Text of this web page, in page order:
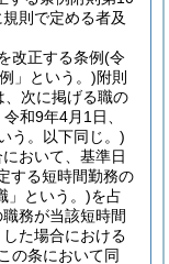
則で定める者及
改正する条例(令
」という。)附則
次に掲げる職の
和9年4月1日、
う。以下同じ。)
おいて、基準日
する短時間勤務の
」という。)を占
務が当該短時間
た場合における
の条において同